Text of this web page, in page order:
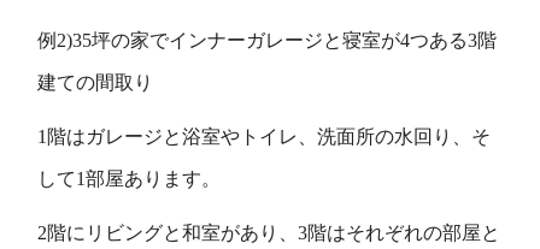
例2)35坪の家でインナーガレージと寝室が4つある3階
建ての間取り
1階はガレージと浴室やトイレ、洗面所の水回り、そ
して1部屋あります。
2階にリビングと和室があり、3階はそれぞれの部屋と